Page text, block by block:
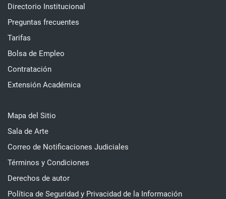
Directorio Institucional
Preguntas frecuentes
Tarifas
Bolsa de Empleo
Contratación
Extensión Académica
Mapa del Sitio
Sala de Arte
Correo de Notificaciones Judiciales
Términos y Condiciones
Derechos de autor
Política de Seguridad y Privacidad de la Información